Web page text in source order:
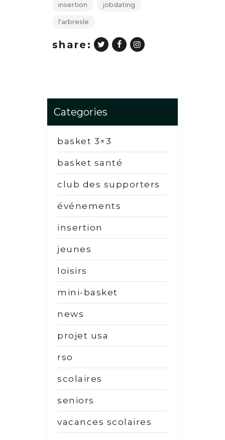
insertion jobdating
l'arbresle
share:
Categories
basket 3×3
basket santé
club des supporters
événements
insertion
jeunes
loisirs
mini-basket
news
projet usa
rso
scolaires
seniors
vacances scolaires